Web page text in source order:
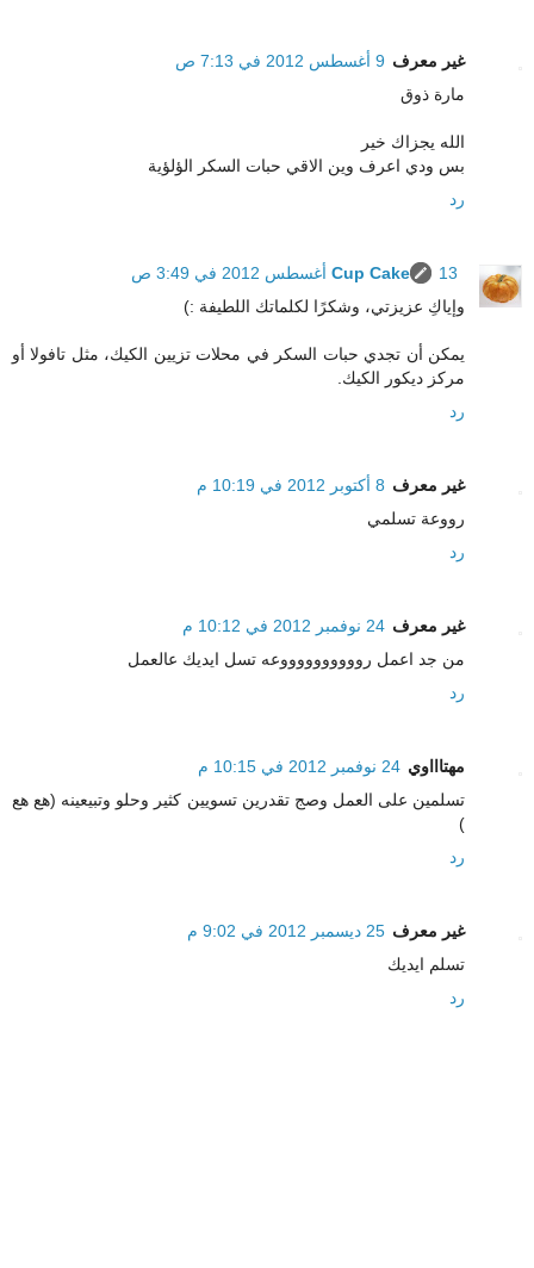
غير معرف 9 أغسطس 2012 في 7:13 ص
مارة ذوق
الله يجزاك خير
بس ودي اعرف وين الاقي حبات السكر الؤلؤية
رد
Cup Cake
13 أغسطس 2012 في 3:49 ص
وإياكِ عزيزتي، وشكرًا لكلماتك اللطيفة :)
يمكن أن تجدي حبات السكر في محلات تزيين الكيك، مثل تافولا أو
مركز ديكور الكيك.
رد
غير معرف 8 أكتوبر 2012 في 10:19 م
رووعة تسلمي
رد
غير معرف 24 نوفمبر 2012 في 10:12 م
من جد اعمل رووووووووووعه تسل ايديك عالعمل
رد
مهتاااوي 24 نوفمبر 2012 في 10:15 م
تسلمين على العمل وصج تقدرين تسويين كثير وحلو وتبيعينه (هع هع
)
رد
غير معرف 25 ديسمبر 2012 في 9:02 م
تسلم ايديك
رد